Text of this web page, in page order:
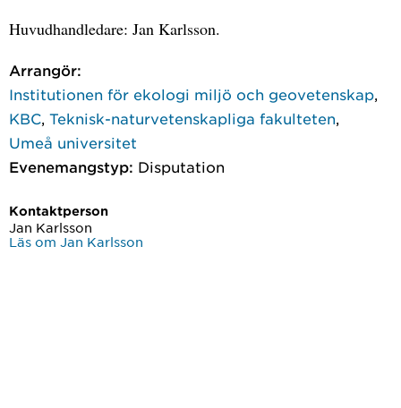
Huvudhandledare: Jan Karlsson.
Arrangör:
Institutionen för ekologi miljö och geovetenskap
KBC Teknisk-naturvetenskapliga fakulteten
Umeå universitet
Evenemangstyp: Disputation
Kontaktperson
Jan Karlsson
Läs om Jan Karlsson